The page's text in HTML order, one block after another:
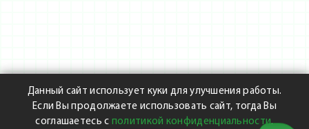
Данный сайт использует куки для улучшения работы.
Если Вы продолжаете использовать сайт, тогда Вы
соглашаетесь с политикой конфиденциальности.